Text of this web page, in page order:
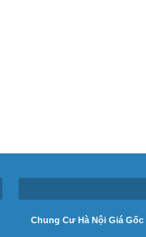
Chung Cư Hà Nội Giá Gốc